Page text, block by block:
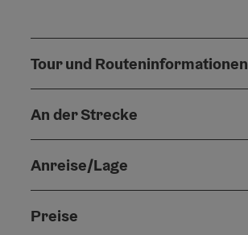
Tour und Routeninformationen
An der Strecke
Anreise/Lage
Preise